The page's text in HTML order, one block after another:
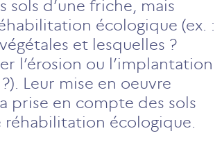
d’une friche, mais
écologique (ex. :
et lesquelles ?
l’érosion ou l’implantation
Leur mise en oeuvre
prise en compte des sols
réhabilitation écologique.